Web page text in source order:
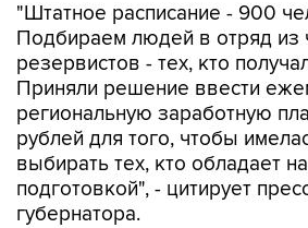
"Штатное расписание - 900
Подбираем людей в отряд из
резервистов - тех, кто
Приняли решение ввести
региональную заработную
рублей для того, чтобы
выбирать тех, кто обладает
подготовкой", - цитирует
губернатора.